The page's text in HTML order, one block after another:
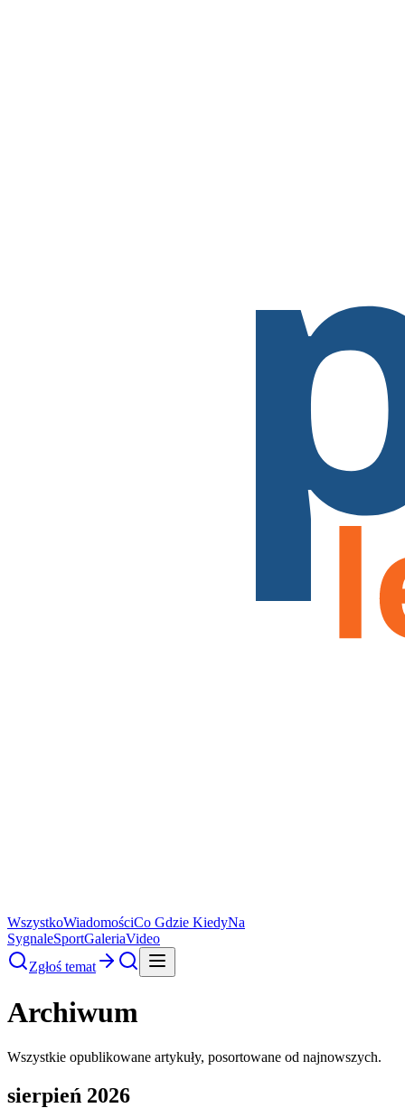
WszystkoWiadomościCo Gdzie KiedyNa
SygnaleSportGaleriaVideo
Zgłoś temat
Archiwum
Wszystkie opublikowane artykuły, posortowane od najnowszych.
sierpień 2026